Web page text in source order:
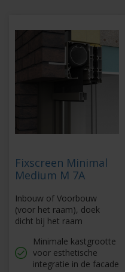
Fixscreen Minimal
Medium M 7A
Inbouw of Voorbouw
(voor het raam), doek
dicht bij het raam
Minimale kastgrootte
voor esthetische
integratie in de facade